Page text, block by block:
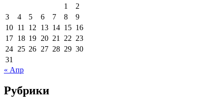
1
2
3
4 5 6 7 8
9
10 11 12 13 14 15 16
17 18 19 20 21 22 23
24 25 26 27 28 29 30
31
« Апр
Рубрики